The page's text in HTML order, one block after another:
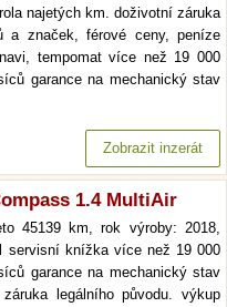
najetých km. doživotní záruka
a značek, férové ceny, peníze
tempomat více než 19 000
garance na mechanický stav
Zobrazit inzerát
1.4 MultiAir
45139 km, rok výroby: 2018,
servisní knížka více než 19 000
garance na mechanický stav
legálního původu. výkup